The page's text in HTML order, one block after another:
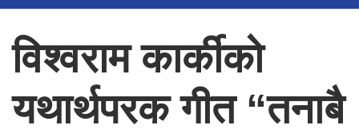
विश्वराम कार्कीको
यथार्थपरक गीत “तनाबै